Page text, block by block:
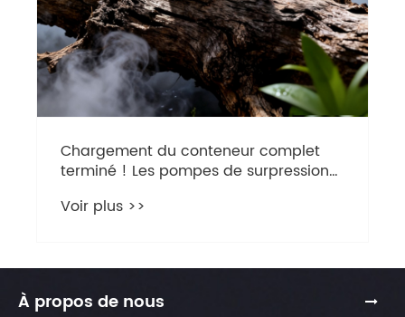
Chargement du conteneur complet
terminé ! Les pompes de surpression
expédition mondiale
Voir plus >>
À propos de nous